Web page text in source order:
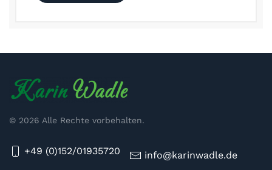
© 2026 Alle Rechte vorbehalten.
+49 (0)152/01935720 info@karinwadle.de